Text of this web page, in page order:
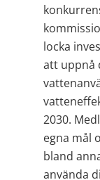
locka
att uppnå
2030.
egna mål
bland
använda